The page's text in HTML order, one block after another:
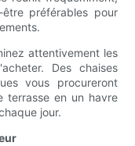
préférables pour
attentivement les
Des chaises
vous procureront
terrasse en un havre
jour.